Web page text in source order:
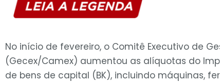
No início de fevereiro, o Comitê Executivo de
(Gecex/Camex) aumentou as alíquotas do
de bens de capital (BK), incluindo máquinas,